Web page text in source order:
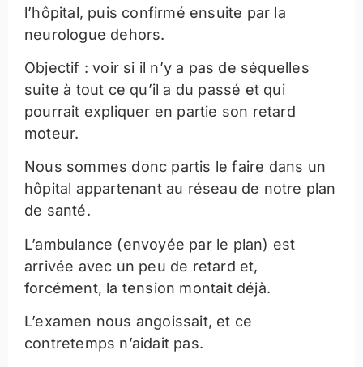
l’hôpital, puis confirmé ensuite par la
neurologue dehors.
Objectif : voir si il n’y a pas de séquelles
suite à tout ce qu’il a du passé et qui
pourrait expliquer en partie son retard
moteur.
Nous sommes donc partis le faire dans un
hôpital appartenant au réseau de notre plan
de santé.
L’ambulance (envoyée par le plan) est
arrivée avec un peu de retard et,
forcément, la tension montait déjà.
L’examen nous angoissait, et ce
contretemps n’aidait pas.